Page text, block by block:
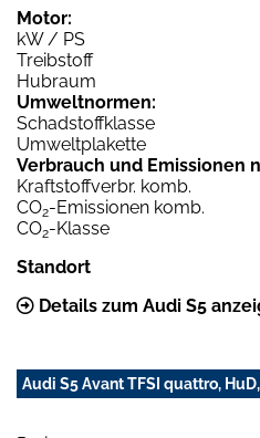
Motor:
kW / PS
Treibstoff
Hubraum
Umweltnormen:
Schadstoffklasse
Umweltplakette
Verbrauch und Emissionen
Kraftstoffverbr. komb.
CO2-Emissionen komb.
CO2-Klasse
Standort
Details zum Audi S5
Audi S5 Avant TFSI quattro,